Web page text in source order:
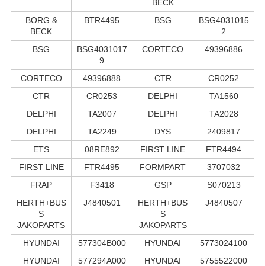
BECK
BORG &
BECK
BTR4495 BSG
BSG4031015
2
BSG
BSG4031017
9
CORTECO 49396886
CORTECO 49396888 CTR
CR0252
CTR
CR0253 DELPHI
TA1560
DELPHI
TA2007 DELPHI
TA2028
DELPHI
TA2249 DYS
2409817
ETS
08RE892 FIRST LINE
FTR4494
FIRST LINE
FTR4495 FORMPART
3707032
FRAP
F3418 GSP
S070213
HERTH+BUS
S
JAKOPARTS
J4840501
HERTH+BUS
S
JAKOPARTS
J4840507
HYUNDAI 577304B000 HYUNDAI
5773024100
HYUNDAI
577294A000 HYUNDAI
5755522000